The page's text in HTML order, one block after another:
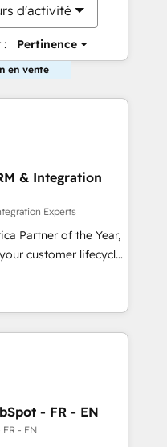
d'activité
: Pertinence
en vente
& Integration
Experts
Partner of the Year,
customer lifecycle
ecosystem
(AI &
(Paid Media),
all three brands. 🔄
by Globalia’s
- FR - EN
- EN